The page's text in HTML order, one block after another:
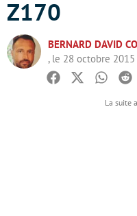
Z170
BERNARD DAVID
, le 28 octobre 2015
Facebook
Twitter